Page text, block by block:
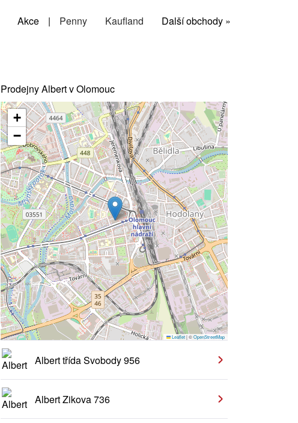
Akce | Penny Kaufland Další obchody »
Prodejny Albert v Olomouc
+
−
Leaflet|©OpenStreetMap
Albert třída Svobody 956
Albert Zikova 736